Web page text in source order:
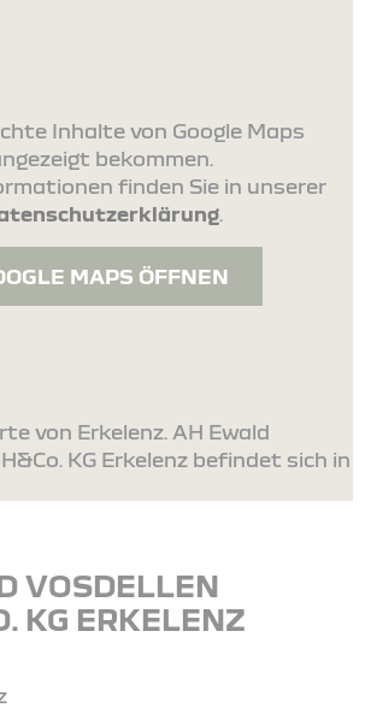
Inhalte von Google Maps
bekommen.
finden Sie in unserer
.
MAPS ÖFFNEN
von Erkelenz. AH Ewald
KG Erkelenz befindet sich in
VOSDELLEN
KG ERKELENZ